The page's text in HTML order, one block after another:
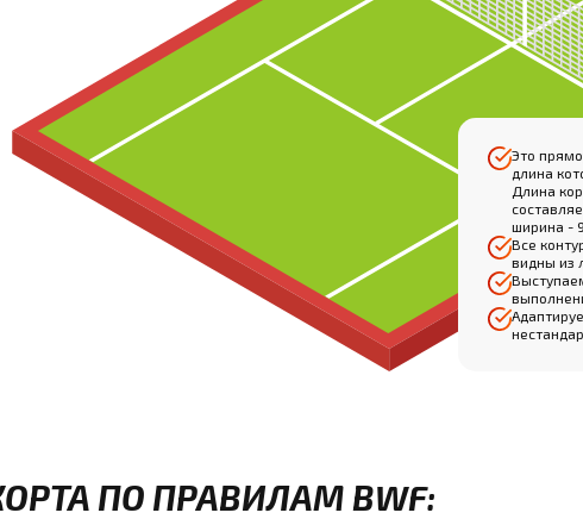
Это
длина
Длина
ширина -
Все
видны из
ПО ПРАВИЛАМ BWF: